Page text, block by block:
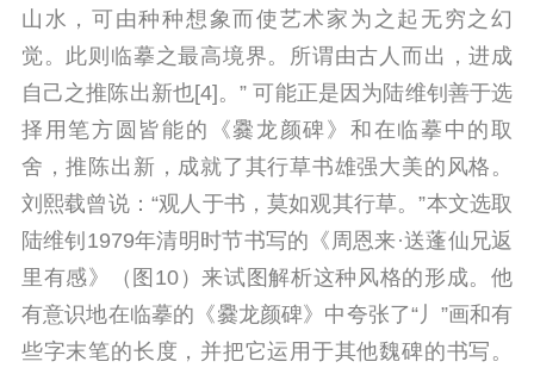
山水，可由种种想象而使艺术家为之起无穷之幻
觉。此则临摹之最高境界。所谓由古人而出，进成
自己之推陈出新也[4]。” 可能正是因为陆维钊善于选
择用笔方圆皆能的《爨龙颜碑》和在临摹中的取
舍，推陈出新，成就了其行草书雄强大美的风格。
刘熙载曾说：“观人于书，莫如观其行草。”本文选取
陆维钊1979年清明时节书写的《周恩来·送蓬仙兄返
里有感》（图10）来试图解析这种风格的形成。他
有意识地在临摹的《爨龙颜碑》中夸张了“丿”画和有
些字末笔的长度，并把它运用于其他魏碑的书写。